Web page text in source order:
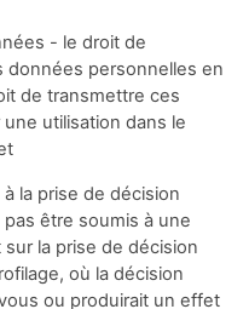
- le droit de
données personnelles en
de transmettre ces
utilisation dans le
la prise de décision
être soumis à une
la prise de décision
où la décision
ou produirait un effet